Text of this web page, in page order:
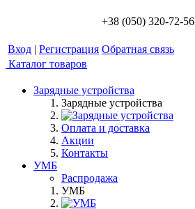
+38 (050) 320-72-56
Вход | Регистрация Обратная связь
Каталог товаров
Зарядные устройства
Зарядные устройства
Оплата и доставка
Акции
Контакты
УМБ
Распродажа
УМБ